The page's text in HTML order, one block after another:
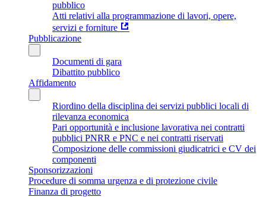
pubblico
Atti relativi alla programmazione di lavori, opere,
servizi e forniture
Pubblicazione
Documenti di gara
Dibattito pubblico
Affidamento
Riordino della disciplina dei servizi pubblici locali di
rilevanza economica
Pari opportunità e inclusione lavorativa nei contratti
pubblici PNRR e PNC e nei contratti riservati
Composizione delle commissioni giudicatrici e CV dei
componenti
Sponsorizzazioni
Procedure di somma urgenza e di protezione civile
Finanza di progetto